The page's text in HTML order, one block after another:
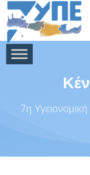
End Header Section -->
7η